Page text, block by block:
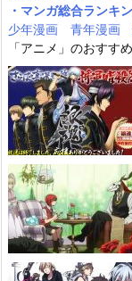
・マンガ総合ランキ
少年漫画
青年漫画
「アニメ」のおすす